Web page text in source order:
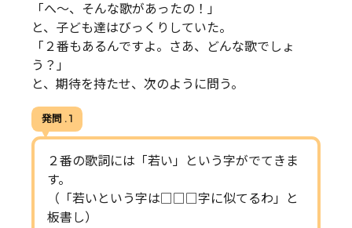
「へ～、そんな歌があったの！」
と、子ども達はびっくりしていた。
「２番もあるんですよ。さあ、どんな歌でしょ
う？」
と、期待を持たせ、次のように問う。
発問 . 1
２番の歌詞には「若い」という字がでてきま
す。
（「若いという字は□□□字に似てるわ」と
板書し）